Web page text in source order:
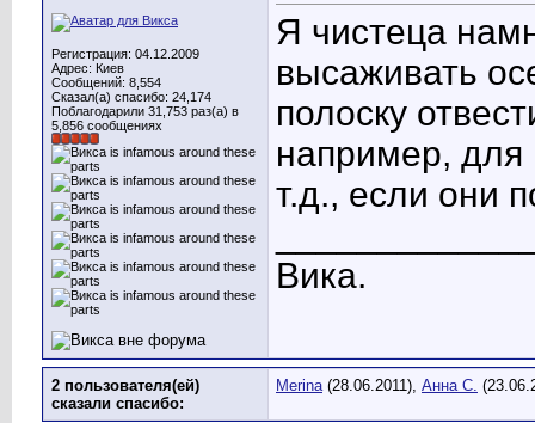
Регистрация: 04.12.2009
Адрес: Киев
Сообщений: 8,554
Сказал(а) спасибо: 24,174
Поблагодарили 31,753 раз(а) в
5,856 сообщениях
Я чистеца
высаживать
полоску
например, для
т.д., если они
Вика.
2 пользователя(ей)
сказали cпасибо:
Merina(28.06.2011), Анна С.